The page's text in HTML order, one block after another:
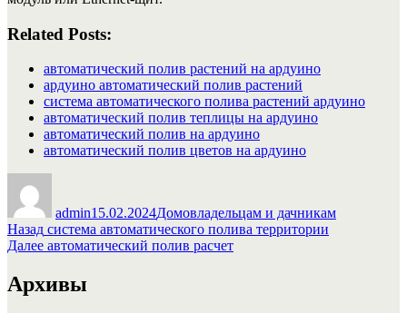
Related Posts:
автоматический полив растений на ардуино
ардуино автоматический полив растений
система автоматического полива растений ардуино
автоматический полив теплицы на ардуино
автоматический полив на ардуино
автоматический полив цветов на ардуино
admin15.02.2024Домовладельцам и дачникам
Навигация
по
записям
Назад Предыдущая
запись:
система автоматического полива территории
Далее Следующая
автоматический полив расчет
Архивы